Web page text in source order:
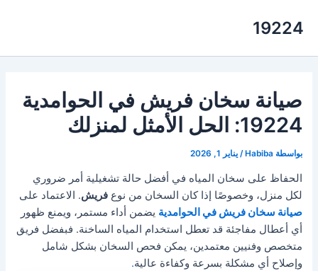
19224
صيانة سخان فريش في الحوامدية
19224: الحل الأمثل لمنزلك
بواسطة Habiba
/يناير 1, 2026
الحفاظ على سخان المياه في أفضل حالة تشغيلية أمر ضروري
لكل منزل، وخصوصًا إذا كان السخان من نوعفريش. الاعتماد على
صيانة سخان فريش في الحوامدية يضمن أداء مستمر، ويمنع ظهور
أي أعطال مفاجئة قد تعطل استخدام المياه الساخنة. فبفضل فريق
متخصص وفنيين معتمدين، يمكن فحص السخان بشكل شامل
وإصلاح أي مشكلة بسرعة وكفاءة عالية.